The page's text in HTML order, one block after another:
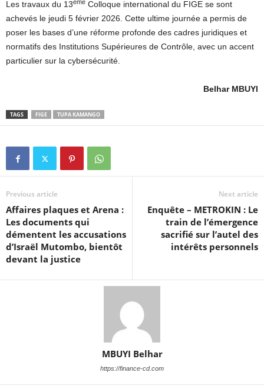
Les travaux du 13ème Colloque international du FIGE se sont
achevés le jeudi 5 février 2026. Cette ultime journée a permis de
poser les bases d’une réforme profonde des cadres juridiques et
normatifs des Institutions Supérieures de Contrôle, avec un accent
particulier sur la cybersécurité.
Belhar MBUYI
TAGS FIGE TUPA KAMANGO
Previous article
Affaires plaques et Arena :
Les documents qui
démentent les accusations
d’Israël Mutombo, bientôt
devant la justice
Next article
Enquête – METROKIN : Le
train de l’émergence
sacrifié sur l’autel des
intérêts personnels
MBUYI Belhar
https://finance-cd.com